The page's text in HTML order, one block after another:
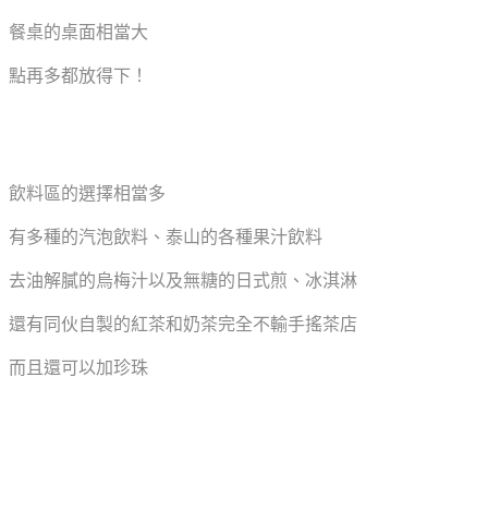
餐桌的桌面相當大
點再多都放得下！
飲料區的選擇相當多
有多種的汽泡飲料、泰山的各種果汁飲料
去油解膩的烏梅汁以及無糖的日式煎、冰淇淋
還有同伙自製的紅茶和奶茶完全不輸手搖茶店
而且還可以加珍珠